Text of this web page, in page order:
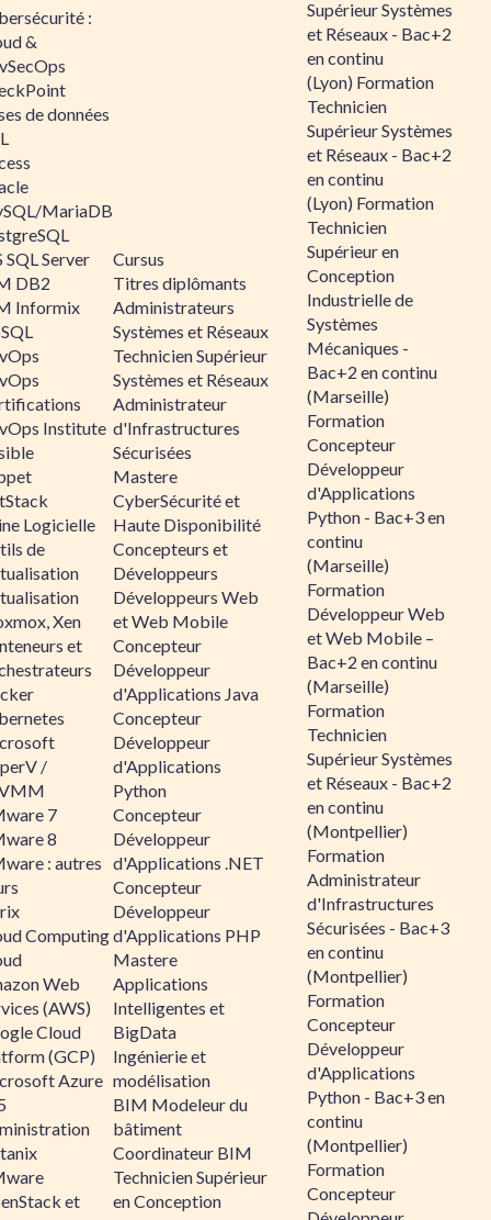
:
&
de données
MariaDB
SQL Server
DB2
Informix
Institute
Logicielle
de
Xen
et
/
7
8
: autres
Computing
Web
(AWS)
Cloud
(GCP)
Azure
et
Cursus
Titres diplômants
Administrateurs
Systèmes et Réseaux
Technicien Supérieur
Systèmes et Réseaux
Administrateur
d'Infrastructures
Sécurisées
Mastere
CyberSécurité et
Haute Disponibilité
Concepteurs et
Développeurs
Développeurs Web
et Web Mobile
Concepteur
Développeur
d'Applications Java
Concepteur
Développeur
d'Applications
Python
Concepteur
Développeur
d'Applications .NET
Concepteur
Développeur
d'Applications PHP
Mastere
Applications
Intelligentes et
BigData
Ingénierie et
modélisation
BIM Modeleur du
bâtiment
Coordinateur BIM
Technicien Supérieur
en Conception
Supérieur Systèmes
et Réseaux - Bac+2
en continu
(Lyon) Formation
Technicien
Supérieur Systèmes
et Réseaux - Bac+2
en continu
(Lyon) Formation
Technicien
Supérieur en
Conception
Industrielle de
Systèmes
Mécaniques -
Bac+2 en continu
(Marseille)
Formation
Concepteur
Développeur
d'Applications
Python - Bac+3 en
continu
(Marseille)
Formation
Développeur Web
et Web Mobile –
Bac+2 en continu
(Marseille)
Formation
Technicien
Supérieur Systèmes
et Réseaux - Bac+2
en continu
(Montpellier)
Formation
Administrateur
d'Infrastructures
Sécurisées - Bac+3
en continu
(Montpellier)
Formation
Concepteur
Développeur
d'Applications
Python - Bac+3 en
continu
(Montpellier)
Formation
Concepteur